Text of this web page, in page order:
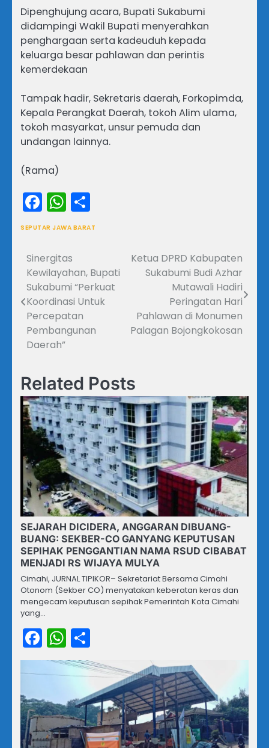
Dipenghujung acara, Bupati Sukabumi
didampingi Wakil Bupati menyerahkan
penghargaan serta kadeuduh kepada
keluarga besar pahlawan dan perintis
kemerdekaan
Tampak hadir, Sekretaris daerah, Forkopimda,
Kepala Perangkat Daerah, tokoh Alim ulama,
tokoh masyarkat, unsur pemuda dan
undangan lainnya.
(Rama)
Facebook
WhatsApp
SEPUTAR JAWA BARAT
Navigasi
pos
Sinergitas
Kewilayahan, Bupati
Sukabumi “Perkuat
Koordinasi Untuk
Percepatan
Pembangunan
Daerah”
Ketua DPRD Kabupaten
Sukabumi Budi Azhar
Mutawali Hadiri
Peringatan Hari
Pahlawan di Monumen
Palagan Bojongkokosan
Related Posts
SEJARAH DICIDERA, ANGGARAN DIBUANG-
BUANG: SEKBER-CO GANYANG KEPUTUSAN
SEPIHAK PENGGANTIAN NAMA RSUD CIBABAT
MENJADI RS WIJAYA MULYA
Cimahi, JURNAL TIPIKOR– Sekretariat Bersama Cimahi
Otonom (Sekber CO) menyatakan keberatan keras dan
mengecam keputusan sepihak Pemerintah Kota Cimahi
yang…
Facebook
WhatsApp